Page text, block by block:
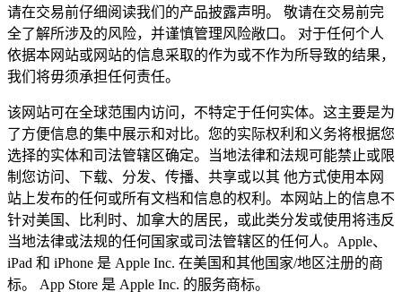
请在交易前仔细阅读我们的产品披露声明。 敬请在交易前完
全了解所涉及的风险，并谨慎管理风险敞口。 对于任何个人
依据本网站或网站的信息采取的作为或不作为所导致的结果，
我们将毋须承担任何责任。
该网站可在全球范围内访问，不特定于任何实体。这主要是为
了方便信息的集中展示和对比。您的实际权利和义务将根据您
选择的实体和司法管辖区确定。当地法律和法规可能禁止或限
制您访问、下载、分发、传播、共享或以其 他方式使用本网
站上发布的任何或所有文档和信息的权利。本网站上的信息不
针对美国、比利时、加拿大的居民，或此类分发或使用将违反
当地法律或法规的任何国家或司法管辖区的任何人。Apple、
iPad 和 iPhone 是 Apple Inc. 在美国和其他国家/地区注册的商
标。 App Store 是 Apple Inc. 的服务商标。